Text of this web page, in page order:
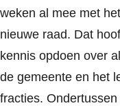
weken al mee met
nieuwe raad. Dat
kennis opdoen over
de gemeente en het
fracties.